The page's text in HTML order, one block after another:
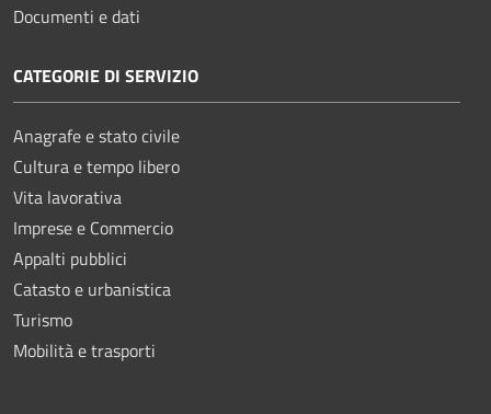
Documenti e dati
CATEGORIE DI SERVIZIO
Anagrafe e stato civile
Cultura e tempo libero
Vita lavorativa
Imprese e Commercio
Appalti pubblici
Catasto e urbanistica
Turismo
Mobilità e trasporti